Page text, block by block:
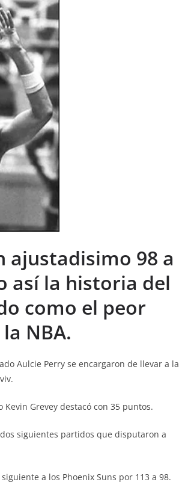
ajustadisimo 98 a
así la historia del
como el peor
NBA.
Aulcie Perry se encargaron de llevar a la
Grevey destacó con 35 puntos.
siguientes partidos que disputaron a
a los Phoenix Suns por 113 a 98.